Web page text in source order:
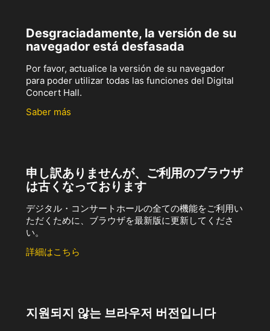
Desgraciadamente, la versión de su
navegador está desfasada
Por favor, actualice la versión de su navegador
para poder utilizar todas las funciones del Digital
Concert Hall.
Saber más
申し訳ありませんが、ご利用のブラウザ
は古くなっております
デジタル・コンサートホールの全ての機能をご利用い
ただくために、ブラウザを最新版に更新してくださ
い。
詳細はこちら
지원되지 않는 브라우저 버전입니다